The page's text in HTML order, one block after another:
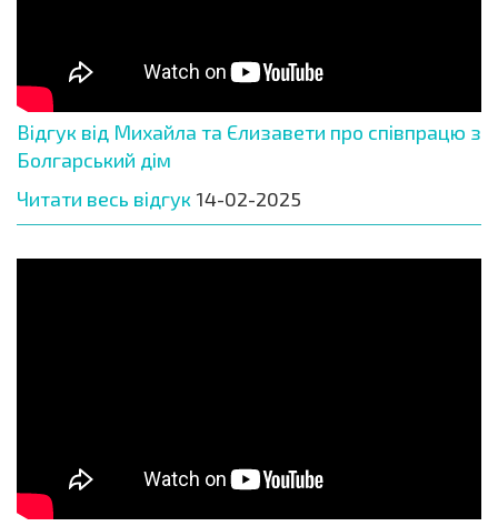
Відгук від Михайла та Єлизавети про співпрацю з
Болгарський дім
Читати весь відгук 14-02-2025